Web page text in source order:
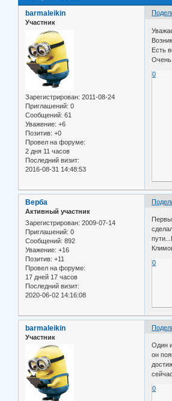
barmaleikin
Участник
Зарегистрирован: 2011-08-24
Приглашений: 0
Сообщений: 61
Уважение: +6
Позитив: +0
Провел на форуме:
2 дня 11 часов
Последний визит:
2016-08-31 14:48:53
Есть
Очень
0
Верба
Активный участник
Зарегистрирован: 2009-07-14
Приглашений: 0
Сообщений: 892
Уважение: +16
Позитив: +11
Провел на форуме:
17 дней 17 часов
Последний визит:
2020-06-02 14:16:08
0
barmaleikin
Участник
Один
он
0